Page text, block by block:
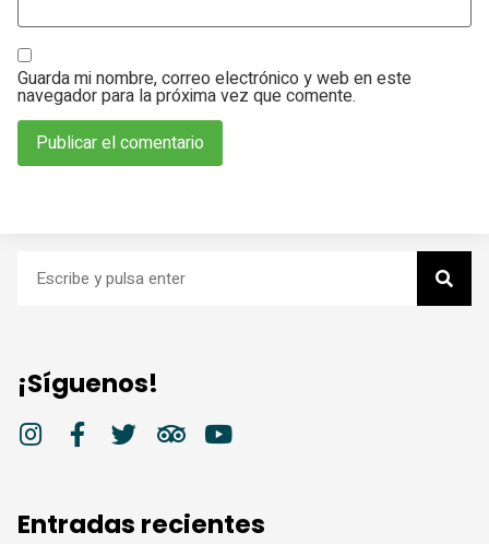
Guarda mi nombre, correo electrónico y web en este
navegador para la próxima vez que comente.
¡Síguenos!
Entradas recientes